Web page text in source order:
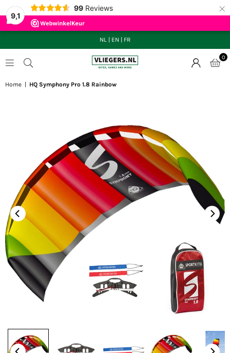
9,1
99 Reviews ×
NL EN FR
0
Home HQ Symphony Pro 1.8 Rainbow